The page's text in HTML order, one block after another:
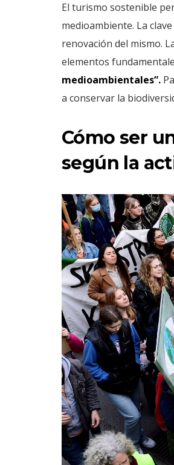
El turismo sostenible
medioambiente. La
renovación del mismo.
elementos
medioambientales”.
a conservar la
Cómo ser
según la